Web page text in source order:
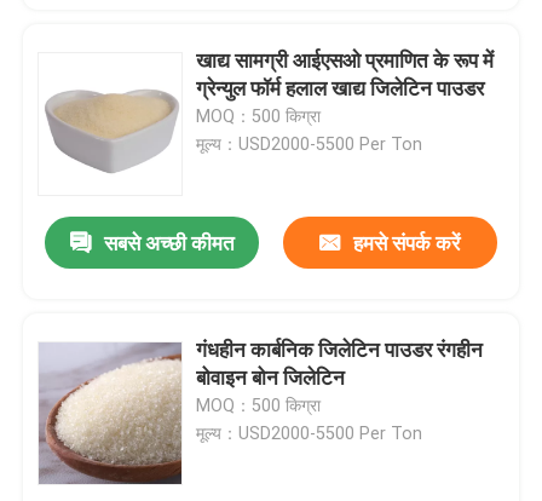
हमारे बारे में
संपर्क
खाद्य सामग्री आईएसओ प्रमाणित के रूप में
ग्रेन्युल फॉर्म हलाल खाद्य जिलेटिन पाउडर
MOQ：500 किग्रा
मूल्य：USD2000-5500 Per Ton
सबसे अच्छी कीमत हमसे संपर्क करें
गंधहीन कार्बनिक जिलेटिन पाउडर रंगहीन
बोवाइन बोन जिलेटिन
MOQ：500 किग्रा
मूल्य：USD2000-5500 Per Ton